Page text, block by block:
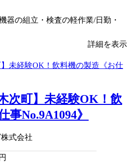
器の組立・検査の軽作業/日勤・
詳細を表示
次町】未経験OK！飲
事No.9A1094》
式会社
円